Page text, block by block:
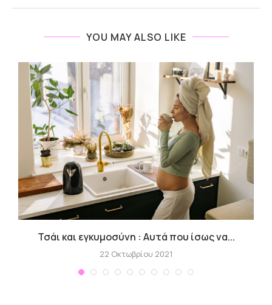
YOU MAY ALSO LIKE
Τσάι και εγκυμοσύνη : Αυτά που ίσως να...
22 Οκτωβρίου 2021